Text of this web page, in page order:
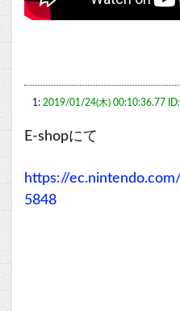
1: 2019/01/24(木) 00:10:36.77
E-shopにて
https://
5848